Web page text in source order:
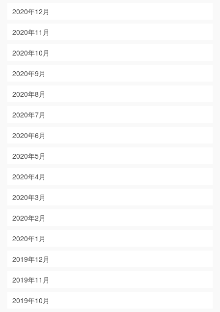
2020年12月
2020年11月
2020年10月
2020年9月
2020年8月
2020年7月
2020年6月
2020年5月
2020年4月
2020年3月
2020年2月
2020年1月
2019年12月
2019年11月
2019年10月